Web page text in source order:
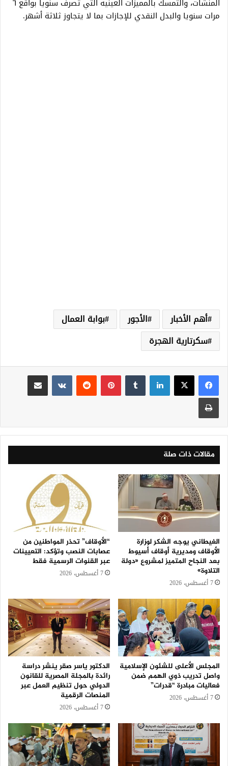
المنشات، والتمسك بالمميزات العينيه التي تصرف سنويا بواقع ٦
مرات سنويا والبدل النقدي للإجازات بما لا يتجاوز ثلاثة أشهر.
أهم الأخبار الأجور
بوابة العمال
سكرتارية الهجرة
لينكدإن بينتيريست
مقالات ذات صلة
الغيطاني يوجه الشكر لوزارة
الأوقاف ومديرية أوقاف أسيوط
بعد النجاح المتميز لمشروع «دولة
التلاوة»
7 أغسطس، 2026
“الأوقاف” تحذر المواطنين من
عصابات النصب وتؤكد: التعيينات
عبر القنوات الرسمية فقط
7 أغسطس، 2026
المجلس الأعلى للشئون الإسلامية
واصل تدريب ذوي الهمم ضمن
فعاليات مبادرة “قدرات”
7 أغسطس، 2026
الدكتور ياسر صقر ينشر دراسة
رائدة بالمجلة المصرية للقانون
الدولي حول تنظيم العمل عبر
المنصات الرقمية
7 أغسطس، 2026